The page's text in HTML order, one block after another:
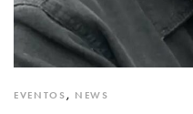
EVENTOS , NEWS